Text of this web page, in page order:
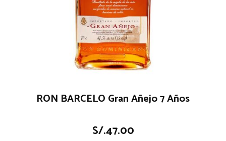
RON BARCELO Gran Añejo 7 Años
S/.47.00